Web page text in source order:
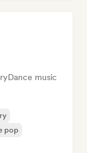
Dance music
pop